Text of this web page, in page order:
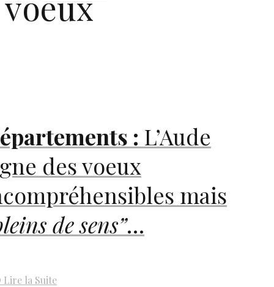
: L’Aude
des voeux
mais
de sens”…
Lire la Suite